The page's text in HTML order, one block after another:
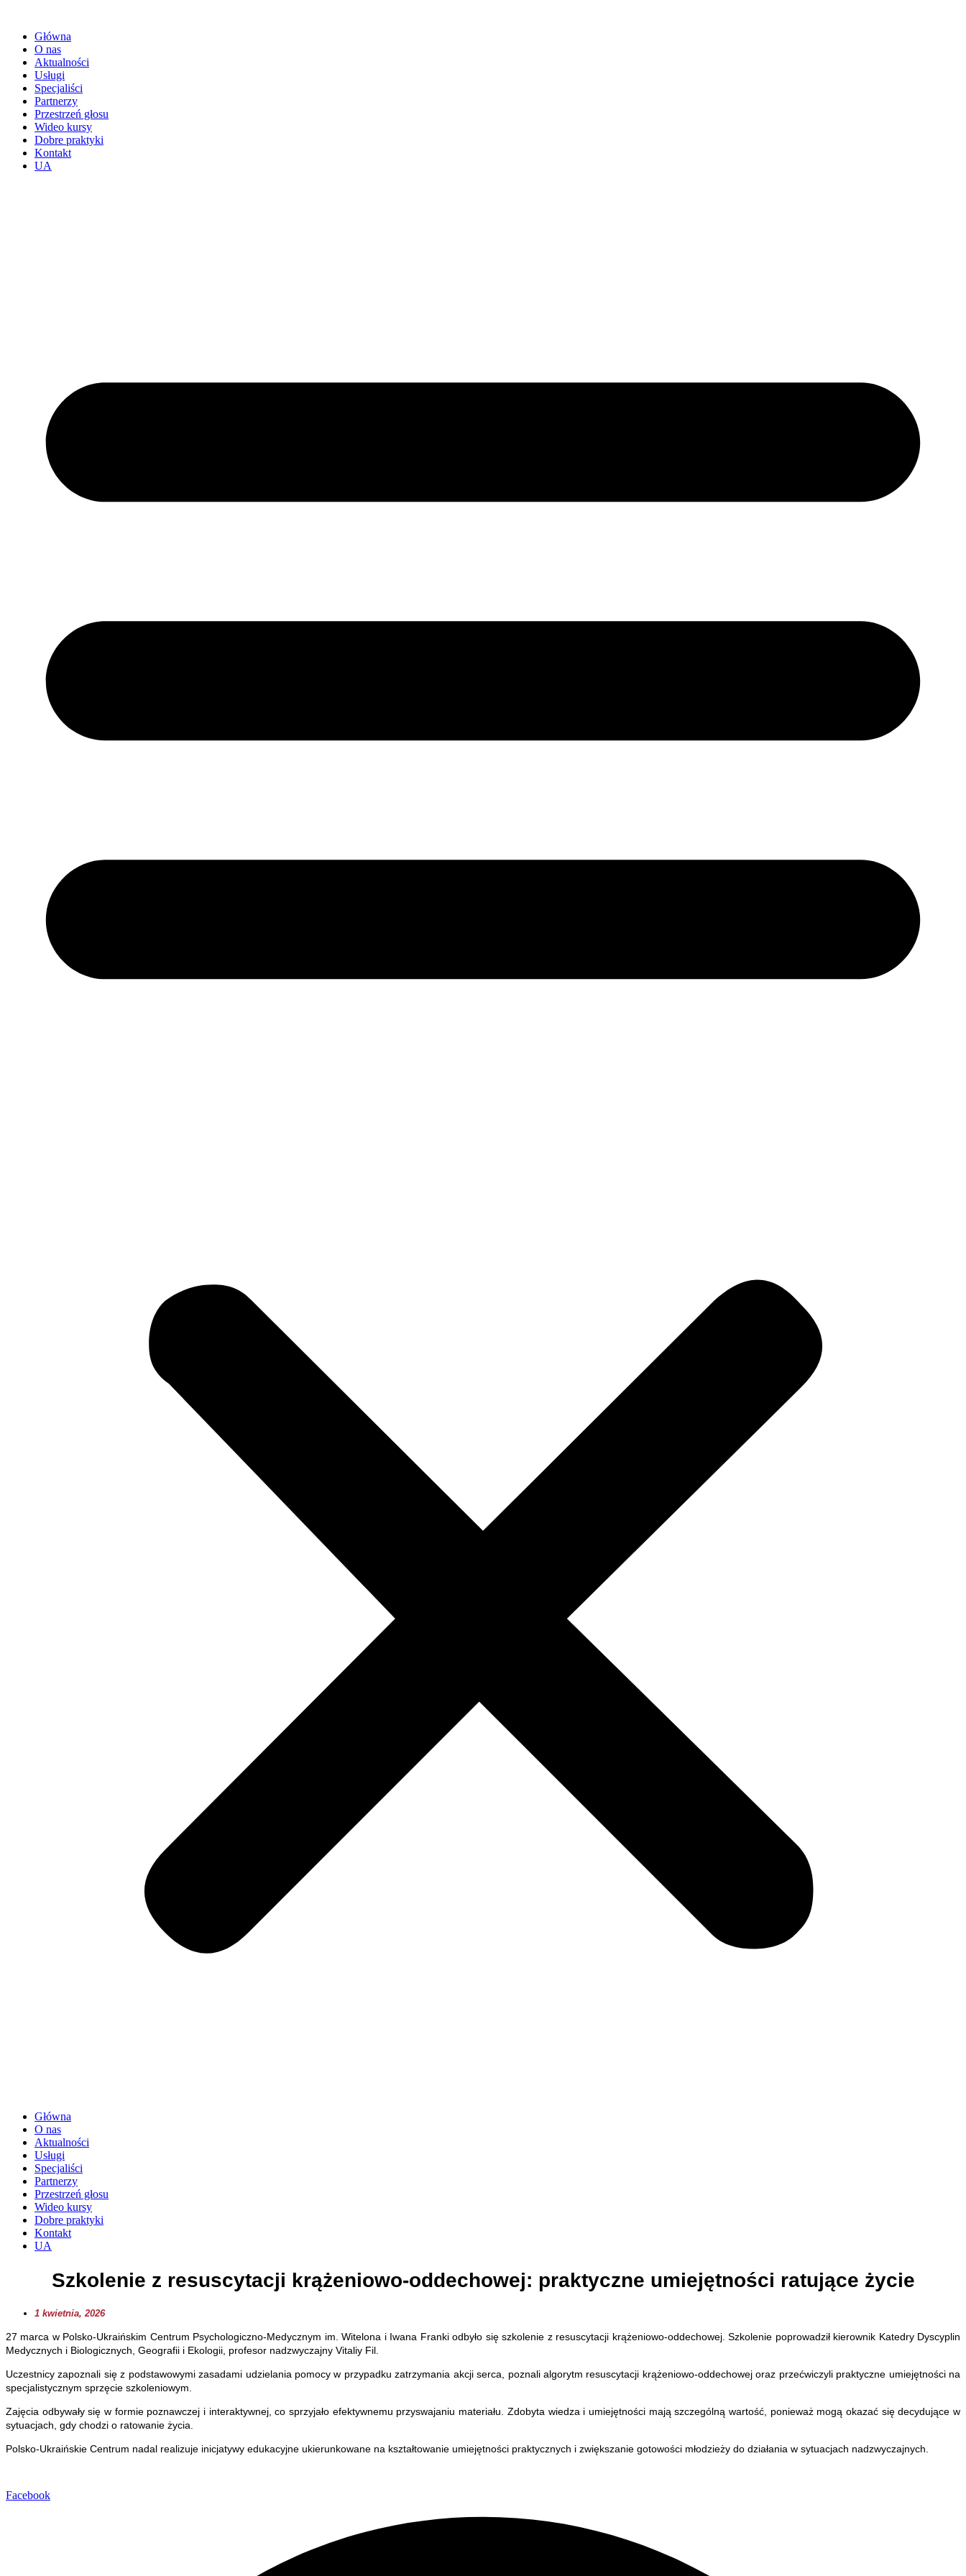
treści
Główna
O nas
Aktualności
Usługi
Specjaliści
Partnerzy
Przestrzeń głosu
Wideo kursy
Dobre praktyki
Kontakt
UA
Główna
O nas
Aktualności
Usługi
Specjaliści
Partnerzy
Przestrzeń głosu
Wideo kursy
Dobre praktyki
Kontakt
UA
Szkolenie z resuscytacji krążeniowo-oddechowej: praktyczne umiejętności ratujące życie
1 kwietnia, 2026
27 marca w Polsko-Ukraińskim Centrum Psychologiczno-Medycznym im. Witelona i Iwana Franki odbyło się szkolenie z resuscytacji krążeniowo-oddechowej. Szkolenie poprowadził kierownik Katedry Dyscyplin
Medycznych i Biologicznych, Geografii i Ekologii, profesor nadzwyczajny Vitaliy Fil.
Uczestnicy zapoznali się z podstawowymi zasadami udzielania pomocy w przypadku zatrzymania akcji serca, poznali algorytm resuscytacji krążeniowo-oddechowej oraz przećwiczyli praktyczne umiejętności na
specjalistycznym sprzęcie szkoleniowym.
Zajęcia odbywały się w formie poznawczej i interaktywnej, co sprzyjało efektywnemu przyswajaniu materiału. Zdobyta wiedza i umiejętności mają szczególną wartość, ponieważ mogą okazać się decydujące w
sytuacjach, gdy chodzi o ratowanie życia.
Polsko-Ukraińskie Centrum nadal realizuje inicjatywy edukacyjne ukierunkowane na kształtowanie umiejętności praktycznych i zwiększanie gotowości młodzieży do działania w sytuacjach nadzwyczajnych.
Facebook